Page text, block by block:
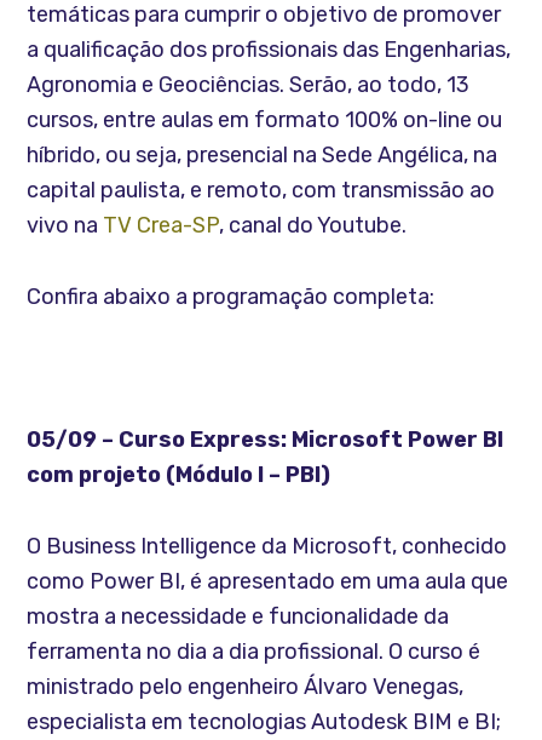
temáticas para cumprir o objetivo de promover
a qualificação dos profissionais das Engenharias,
Agronomia e Geociências. Serão, ao todo, 13
cursos, entre aulas em formato 100% on-line ou
híbrido, ou seja, presencial na Sede Angélica, na
capital paulista, e remoto, com transmissão ao
vivo na TV Crea-SP, canal do Youtube.
Confira abaixo a programação completa:
05/09 – Curso Express: Microsoft Power BI
com projeto (Módulo I – PBI)
O Business Intelligence da Microsoft, conhecido
como Power BI, é apresentado em uma aula que
mostra a necessidade e funcionalidade da
ferramenta no dia a dia profissional. O curso é
ministrado pelo engenheiro Álvaro Venegas,
especialista em tecnologias Autodesk BIM e BI;